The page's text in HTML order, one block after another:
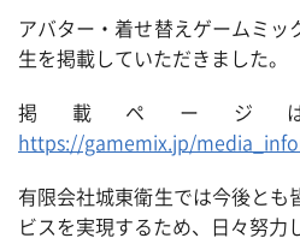
アバター・着せ替えゲームミッ
生を掲載していただきました。
掲載ページ
https://gamemix.jp/
有限会社城東衛生では今後とも
ビスを実現するため、日々努力